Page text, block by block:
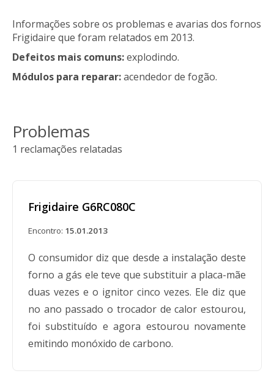
Informações sobre os problemas e avarias dos fornos
Frigidaire que foram relatados em 2013.
Defeitos mais comuns:explodindo.
Módulos para reparar:acendedor de fogão.
Problemas
1 reclamações relatadas
Frigidaire G6RC080C
Encontro: 15.01.2013
O consumidor diz que desde a instalação deste
forno a gás ele teve que substituir a placa-mãe
duas vezes e o ignitor cinco vezes. Ele diz que
no ano passado o trocador de calor estourou,
foi substituído e agora estourou novamente
emitindo monóxido de carbono.